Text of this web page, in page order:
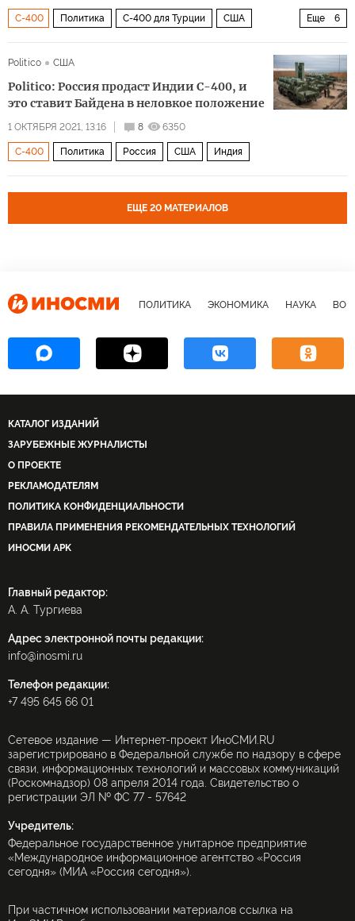
Еще 6
С-400 Политика С-400 для Турции США
Закон «О противодействии противникам США посредством санкций» (CAATSA)
Politico США
Politico: Россия продаст Индии С-400, и
это ставит Байдена в неловкое положение
1 ОКТЯБРЯ 2021, 13:16 8 6350
С-400 Политика Россия США Индия
ЕЩЕ 20 МАТЕРИАЛОВ
ПОЛИТИКА ЭКОНОМИКА НАУКА
КАТАЛОГ ИЗДАНИЙ
ЗАРУБЕЖНЫЕ ЖУРНАЛИСТЫ
О ПРОЕКТЕ
РЕКЛАМОДАТЕЛЯМ
ПОЛИТИКА КОНФИДЕНЦИАЛЬНОСТИ
ПРАВИЛА ПРИМЕНЕНИЯ РЕКОМЕНДАТЕЛЬНЫХ ТЕХНОЛОГИЙ
ИНОСМИ APK
Главный редактор:
А. А. Тургиева
Адрес электронной почты редакции:
info@inosmi.ru
Телефон редакции:
+7 495 645 66 01
Сетевое издание — Интернет-проект ИноСМИ.RU
зарегистрировано в Федеральной службе по надзору в сфере
связи, информационных технологий и массовых коммуникаций
(Роскомнадзор) 08 апреля 2014 года. Свидетельство о
регистрации ЭЛ № ФС 77 - 57642
Учредитель:
Федеральное государственное унитарное предприятие
«Международное информационное агентство «Россия
сегодня» (МИА «Россия сегодня»).
При частичном использовании материалов ссылка на